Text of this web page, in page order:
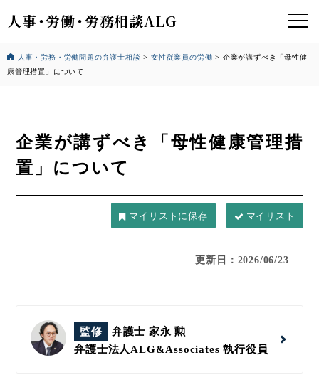
人事・労働・労務相談ALG
人事・労務・労働問題の弁護士相談 >女性従業員の労働 > 企業が講ずべき「母性健
康管理措置」について
企業が講ずべき「母性健康管理措
置」について
マイリスト
更新日：2026/06/23
監修
弁護士 家永 勲
弁護士法人ALG&Associates執行役員